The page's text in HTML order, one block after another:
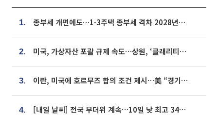
1. 종부세 개편에도…1·3주택 종부세 격차 2028년부터 확대
2. 미국, 가상자산 포괄 규제 속도…상원, ‘클래리티법’ 9월 절차투표 추진
3. 이란, 미국에 호르무즈 합의 조건 제시…美 “경기 아직 안 끝나” [종합]
4. [내일 날씨] 전국 무더위 계속…10일 낮 최고 34도 육박